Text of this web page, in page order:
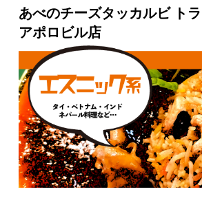
あべのチーズタッカルビ ト
アポロビル店